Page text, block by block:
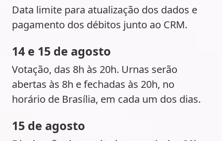
Data limite para atualização dos dados e
pagamento dos débitos junto ao CRM.
14 e 15 de agosto
Votação, das 8h às 20h. Urnas serão
abertas às 8h e fechadas às 20h, no
horário de Brasília, em cada um dos dias.
15 de agosto